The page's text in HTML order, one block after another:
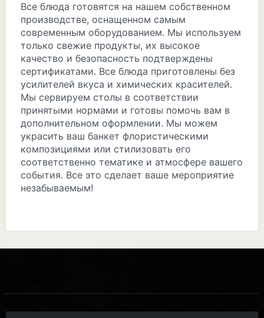
Все блюда готовятся на нашем собственном
производстве, оснащенном самым
современным оборудованием. Мы используем
только свежие продукты, их высокое
качество и безопасность подтверждены
сертификатами. Все блюда приготовлены без
усилителей вкуса и химических красителей.
Мы сервируем столы в соответствии
принятыми нормами и готовы помочь вам в
дополнительном оформлении. Мы можем
украсить ваш банкет флористическими
композициями или стилизовать его
соответственно тематике и атмосфере вашего
события. Все это сделает ваше мероприятие
незабываемым!